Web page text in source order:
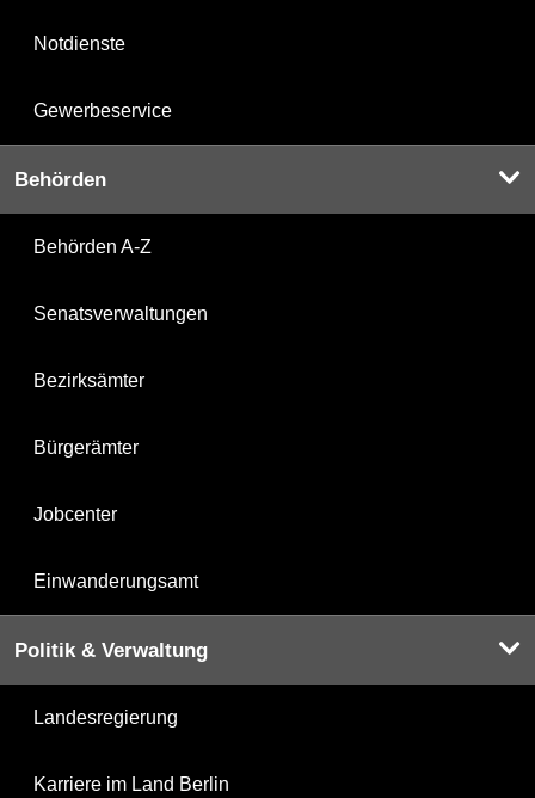
Notdienste
Gewerbeservice
Behörden
Behörden A-Z
Senatsverwaltungen
Bezirksämter
Bürgerämter
Jobcenter
Einwanderungsamt
Politik & Verwaltung
Landesregierung
Karriere im Land Berlin